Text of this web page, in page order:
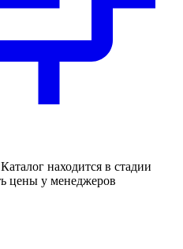
находится в стадии
цены у менеджеров